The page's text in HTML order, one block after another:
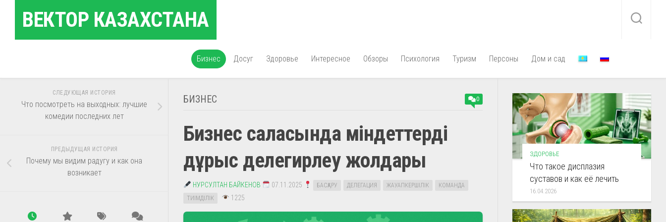
содержаниюВЕКТОР КАЗАХСТАНА
Бизнес Досуг Здоровье Интересное Обзоры Психология Туризм Персоны Дом и сад
БИЗНЕС 0
Бизнес саласында міндеттерді
дұрыс делегирлеу жолдары
НУРСУЛТАН БАЙКЕНОВ 07.11.2025 БАСҚАРУ ДЕЛЕГАЦИЯ ЖАУАПКЕРШІЛІК
КОМАНДА
ТИІМДІЛІК
1225
СЛЕДУЮЩАЯ ИСТОРИЯ
Что посмотреть на выходных: лучшие
комедии последних лет
ПРЕДЫДУЩАЯ ИСТОРИЯ
Почему мы видим радугу и как она
возникает
ЗДОРОВЬЕ
Что такое дисплазия
суставов и как её лечить
16.04.2026